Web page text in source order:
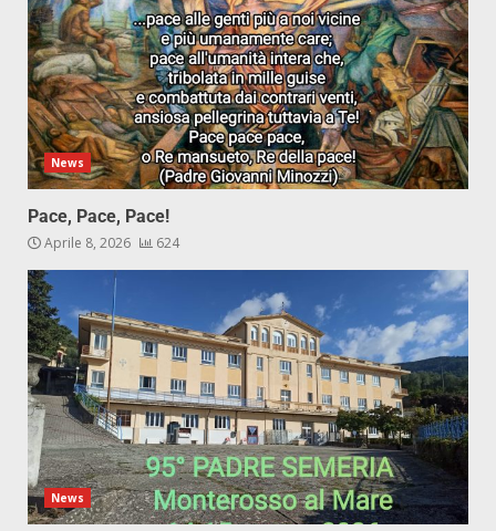
News
Pace, Pace, Pace!
Aprile 8, 2026 624
News